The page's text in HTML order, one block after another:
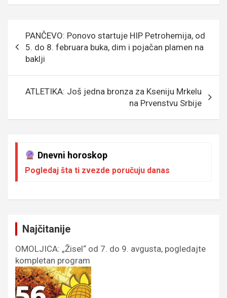
ce
o
o
k
tt ail s
g
se
g
er at
A
p
p
Кретање
чланка
PANČEVO: Ponovo startuje HIP Petrohemija, od
5. do 8. februara buka, dim i pojačan plamen na
baklji
ATLETIKA: Još jedna bronza za Kseniju Mrkelu
na Prvenstvu Srbije
Dnevni horoskop
Pogledaj šta ti zvezde poručuju danas
Najčitanije
OMOLJICA: „Žisel“ od 7. do 9. avgusta, pogledajte
kompletan program